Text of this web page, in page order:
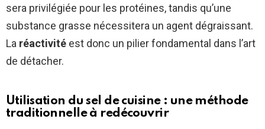
sera privilégiée pour les protéines, tandis qu’une
substance grasse nécessitera un agent dégraissant.
La réactivité est donc un pilier fondamental dans l’art
de détacher.
Utilisation du sel de cuisine : une méthode
traditionnelle à redécouvrir